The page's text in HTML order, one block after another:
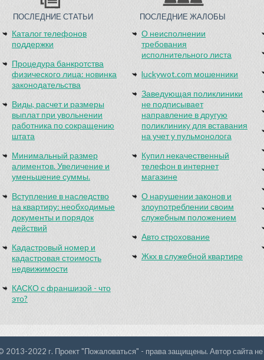
ПОСЛЕДНИЕ СТАТЬИ
Каталог телефонов
поддержки
Процедура банкротства
физического лица: новинка
законодательства
Виды, расчет и размеры
выплат при увольнении
работника по сокращению
штата
Минимальный размер
алиментов. Увеличение и
уменьшение суммы.
Вступление в наследство
на квартиру: необходимые
документы и порядок
действий
Кадастровый номер и
кадастровая стоимость
недвижимости
КАСКО с франшизой - что
это?
ПОСЛЕДНИЕ ЖАЛОБЫ
О неисполнении
требования
исполнительного листа
luckywot.com мошенники
Заведующая поликлиники
не подписывает
направление в другую
поликлинику для вставания
на учет у пульмонолога
Купил некачественный
телефон в интернет
магазине
О нарушении законов и
злоупотреблении своим
служебным положением
Авто строхование
Жкх в служебной квартире
2013-2022 г. Проект "Пожаловаться" - права защищены. Автор сайта не